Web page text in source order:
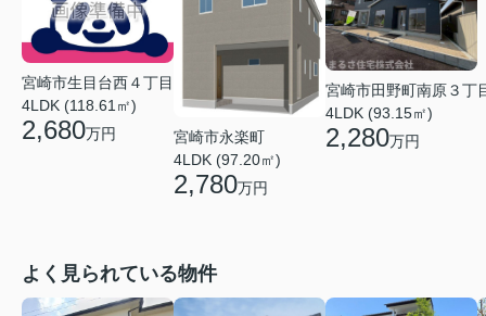
宮崎市生目台西４丁目
4LDK (118.61㎡)
2,680万円
宮崎市永楽町
4LDK (97.20㎡)
2,780万円
宮崎市田野町南原３丁
4LDK (93.15㎡)
2,280万円
よく見られている物件